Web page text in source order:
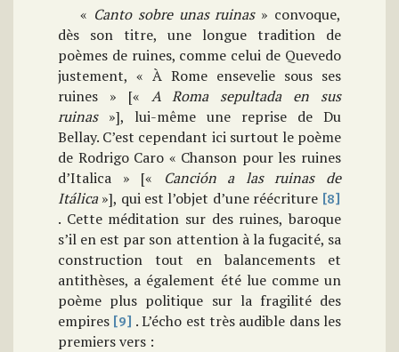
« Canto sobre unas ruinas » convoque,
dès son titre, une longue tradition de
poèmes de ruines, comme celui de Quevedo
justement, « À Rome ensevelie sous ses
ruines » [« A Roma sepultada en sus
ruinas»], lui-même une reprise de Du
Bellay. C’est cependant ici surtout le poème
de Rodrigo Caro « Chanson pour les ruines
d’Italica » [«
Canción a las ruinas de
Itálica»], qui est l’objet d’une réécriture [8]
. Cette méditation sur des ruines, baroque
s’il en est par son attention à la fugacité, sa
construction tout en balancements et
antithèses, a également été lue comme un
poème plus politique sur la fragilité des
empires [9] . L’écho est très audible dans les
premiers vers :